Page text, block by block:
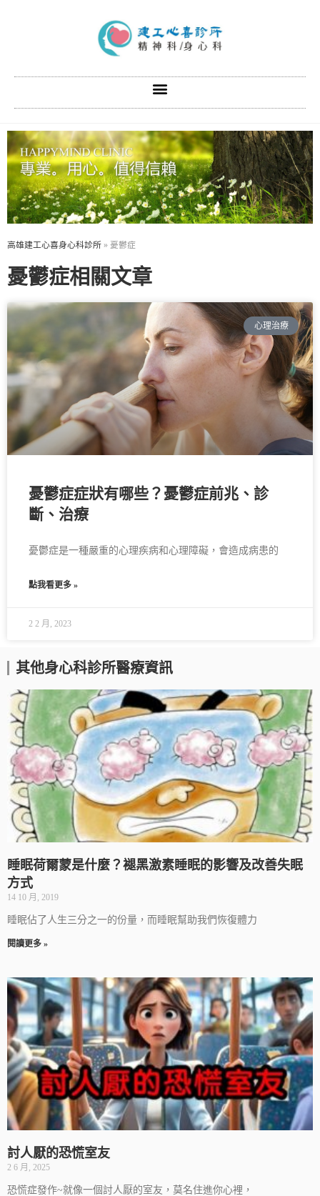
高雄建工心喜身心科診所 » 憂鬱症
憂鬱症相關文章
心理治療
憂鬱症症狀有哪些？憂鬱症前兆、診
斷、治療
憂鬱症是一種嚴重的心理疾病和心理障礙，會造成病患的
點我看更多 »
2 2 月, 2023
其他身心科診所醫療資訊
睡眠荷爾蒙是什麼？褪黑激素睡眠的影響及改善失眠
方式
14 10 月, 2019
睡眠佔了人生三分之一的份量，而睡眠幫助我們恢復體力
閱讀更多 »
討人厭的恐慌室友
2 6 月, 2025
恐慌症發作~就像一個討人厭的室友，莫名住進你心裡，